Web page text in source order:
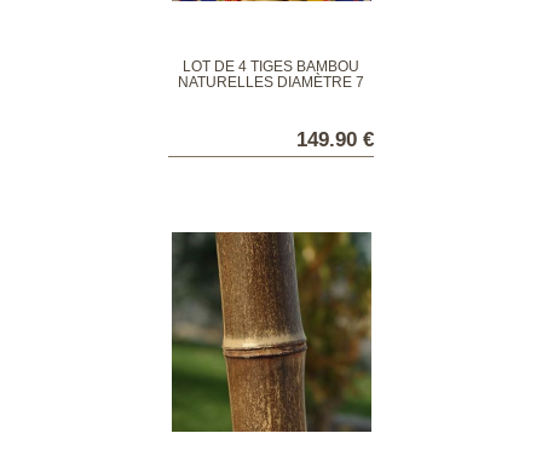
LOT DE 4 TIGES BAMBOU
NATURELLES DIAMÈTRE 7
149.90 €